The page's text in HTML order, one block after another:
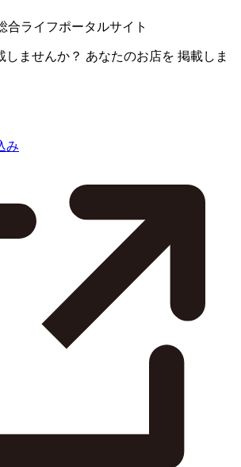
合ライフポータルサイト
しませんか？ あなたのお店を 掲載しま
み